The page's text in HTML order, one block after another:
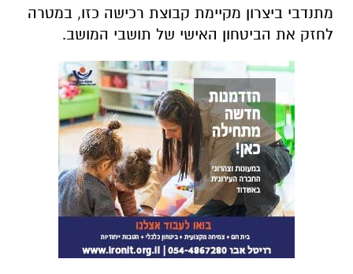
מתנדבי ביצרון מקיימת קבוצת רכישה כזו, במטרה
לחזק את הביטחון האישי של תושבי המושב.